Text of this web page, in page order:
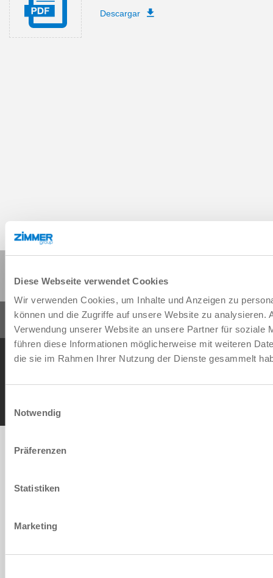
Diese Webseite verwendet Cookies
Wir verwenden Cookies, um Inhalte und Anzeigen zu
können und die Zugriffe auf unsere Website zu analysieren.
Verwendung unserer Website an unsere Partner für soziale
führen diese Informationen möglicherweise mit weiteren
die sie im Rahmen Ihrer Nutzung der Dienste gesammelt
Notwendig
Präferenzen
Statistiken
Marketing
Descargar
Política de privacidad
Contacto